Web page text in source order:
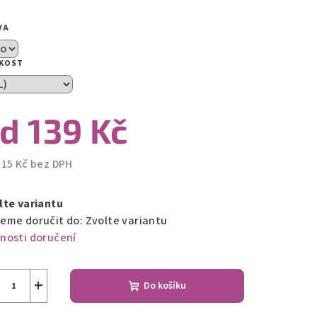
139 Kč
Kč bez DPH
variantu
doručit do: Zvolte variantu
doručení
+ Do košíku